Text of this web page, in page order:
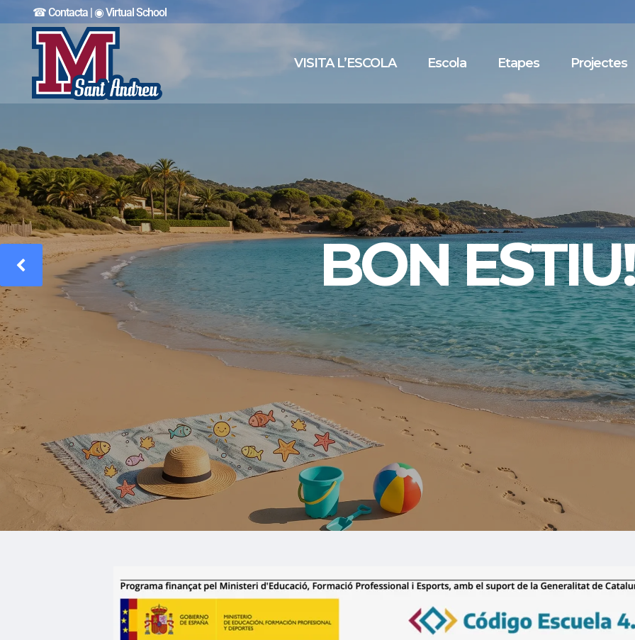
☎︎ Contacta | ◉ Virtual School
VISITA L’ESCOLA Escola Etapes Projectes
ENTREVISTES PERSONALITZADES
VISITA L'